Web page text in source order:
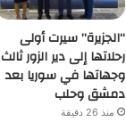
“الجزيرة” سيرت أولى
رحلاتها إلى دير الزور ثالث
وجهاتها في سوريا بعد
دمشق وحلب
منذ 26 دقيقة